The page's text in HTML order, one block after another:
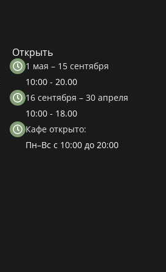
Открыть
1 мая – 15 сентября
10:00 - 20.00
16 сентября – 30 апреля
10:00 - 18.00
Кафе открыто:
Пн–Вс с 10:00 до 20:00